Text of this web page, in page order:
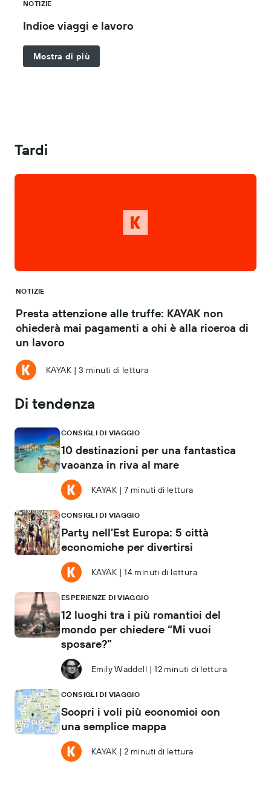
CONSIGLI DI VIAGGIO
Le migliori isole europee
Mostra di più
Tardi
NOTIZIE
Presta attenzione alle truffe: KAYAK non
chiederà mai pagamenti a chi è alla ricerca di
un lavoro
KAYAK | 3 minuti di lettura
Di tendenza
CONSIGLI DI VIAGGIO
10 destinazioni per una fantastica
vacanza in riva al mare
KAYAK | 7 minuti di lettura
CONSIGLI DI VIAGGIO
Party nell’Est Europa: 5 città
economiche per divertirsi
KAYAK | 14 minuti di lettura
ESPERIENZE DI VIAGGIO
12 luoghi tra i più romantici del
mondo per chiedere “Mi vuoi
sposare?”
Emily Waddell | 12 minuti di lettura
CONSIGLI DI VIAGGIO
Scopri i voli più economici con
una semplice mappa
KAYAK | 2 minuti di lettura